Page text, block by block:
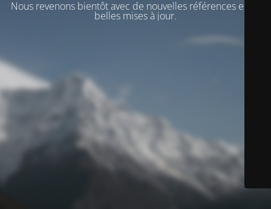
Nous revenons bientôt avec de nouvelles références et de
belles mises à jour.